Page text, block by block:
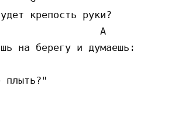
крепость руки?
A
на берегу и думаешь:
плыть?"